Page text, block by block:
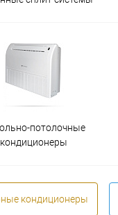
потолочные
кондиционеры
кондиционеры